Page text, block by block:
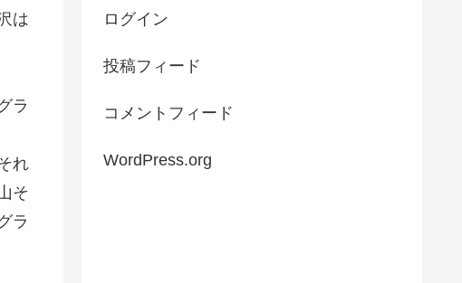
は
ラ
れ
そ
ラ
ログイン
投稿フィード
コメントフィード
WordPress.org